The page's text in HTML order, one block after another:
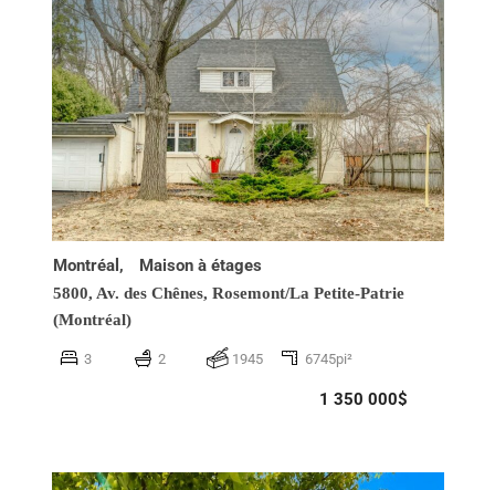
Montréal, Maison à étages
5800, Av. des Chênes, Rosemont/La Petite-Patrie
(Montréal)
3 2 1945 6745pi²
1 350 000$